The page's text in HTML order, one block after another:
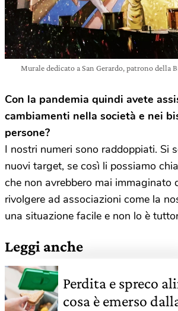
Murale dedicato a San Gerardo, patrono
Con la pandemia quindi avete
cambiamenti nella società e nei
persone?
I nostri numeri sono raddoppiati. Si
nuovi target, se così li possiamo
che non avrebbero mai immaginato
rivolgere ad associazioni come la
una situazione facile e non lo è
Leggi anche
Perdita e spreco
cosa è emerso